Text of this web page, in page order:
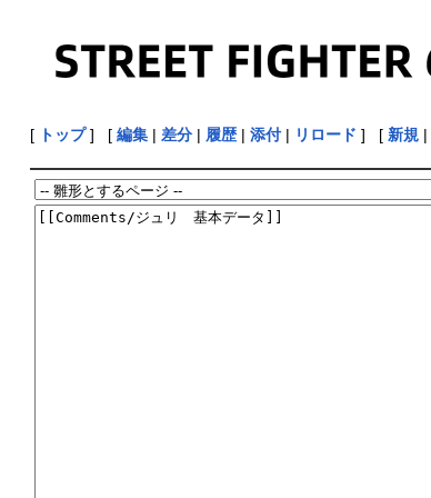
[ トップ] [ 編集| 差分| 履歴| 添付| リロード ] [ 新規|